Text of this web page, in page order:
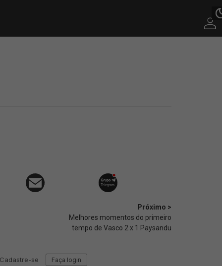
Próximo >
Melhores momentos do primeiro
tempo de Vasco 2 x 1 Paysandu